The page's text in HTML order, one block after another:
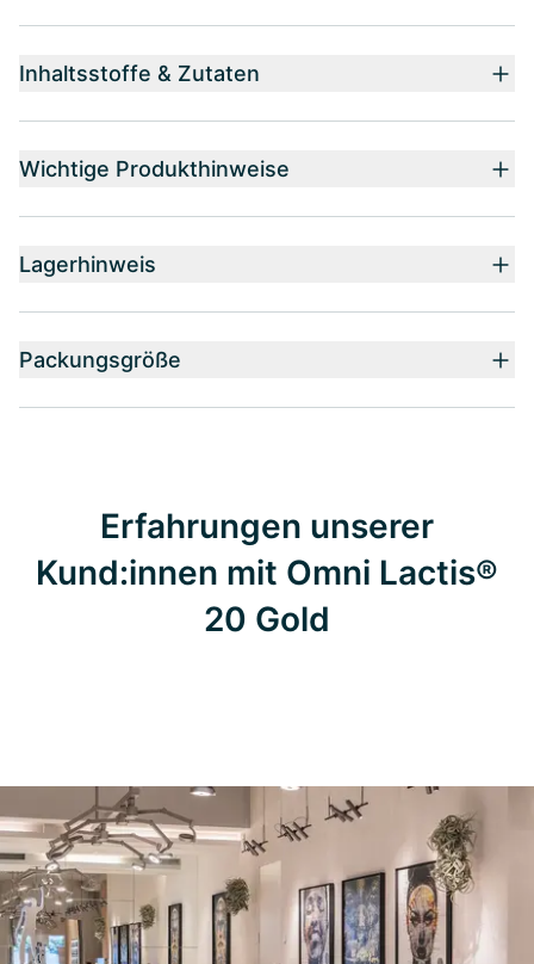
Inhaltsstoffe & Zutaten
Wichtige Produkthinweise
Lagerhinweis
Packungsgröße
Erfahrungen unserer
Kund:innen mit Omni Lactis®
20 Gold